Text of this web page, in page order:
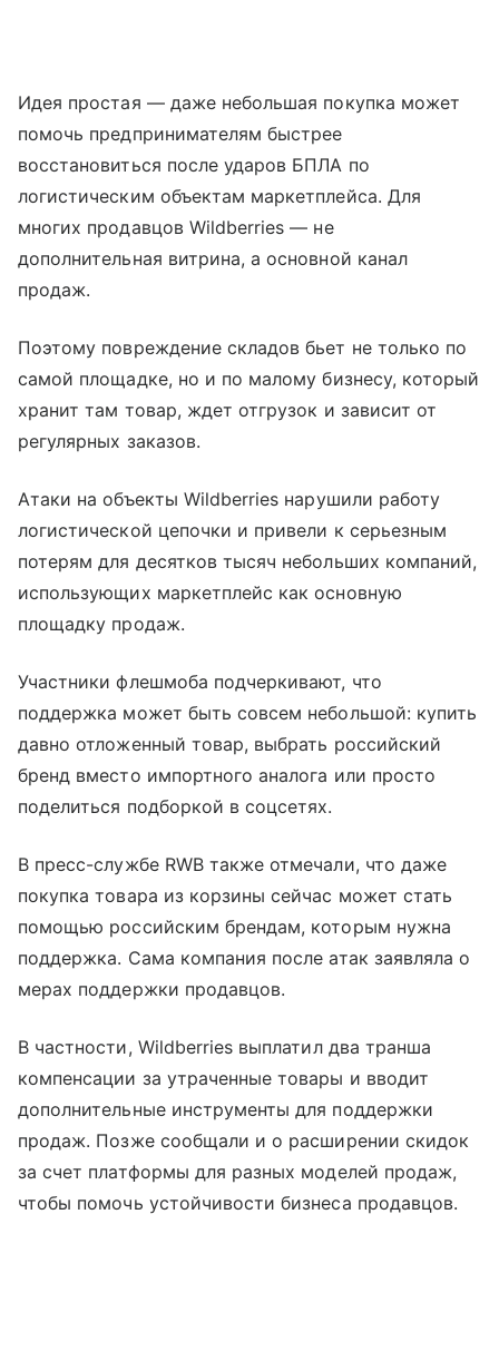
Идея простая — даже небольшая покупка может
помочь предпринимателям быстрее
восстановиться после ударов БПЛА по
логистическим объектам маркетплейса. Для
многих продавцов Wildberries — не
дополнительная витрина, а основной канал
продаж.
Поэтому повреждение складов бьет не только по
самой площадке, но и по малому бизнесу, который
хранит там товар, ждет отгрузок и зависит от
регулярных заказов.
Атаки на объекты Wildberries нарушили работу
логистической цепочки и привели к серьезным
потерям для десятков тысяч небольших компаний,
использующих маркетплейс как основную
площадку продаж.
Участники флешмоба подчеркивают, что
поддержка может быть совсем небольшой: купить
давно отложенный товар, выбрать российский
бренд вместо импортного аналога или просто
поделиться подборкой в соцсетях.
В пресс-службе RWB также отмечали, что даже
покупка товара из корзины сейчас может стать
помощью российским брендам, которым нужна
поддержка. Сама компания после атак заявляла о
мерах поддержки продавцов.
В частности, Wildberries выплатил два транша
компенсации за утраченные товары и вводит
дополнительные инструменты для поддержки
продаж. Позже сообщали и о расширении скидок
за счет платформы для разных моделей продаж,
чтобы помочь устойчивости бизнеса продавцов.